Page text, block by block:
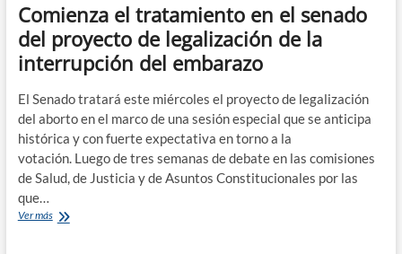
Comienza el tratamiento en el senado
del proyecto de legalización de la
interrupción del embarazo
El Senado tratará este miércoles el proyecto de legalización
del aborto en el marco de una sesión especial que se anticipa
histórica y con fuerte expectativa en torno a la
votación. Luego de tres semanas de debate en las comisiones
de Salud, de Justicia y de Asuntos Constitucionales por las
que…
Ver másComienza